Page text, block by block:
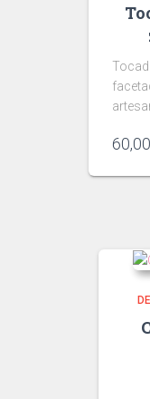
60,00